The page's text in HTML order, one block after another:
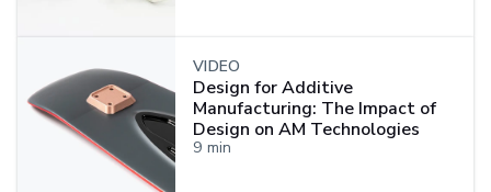
VIDEO
Design for Additive
Manufacturing: The Impact of
Design on AM Technologies
9 min